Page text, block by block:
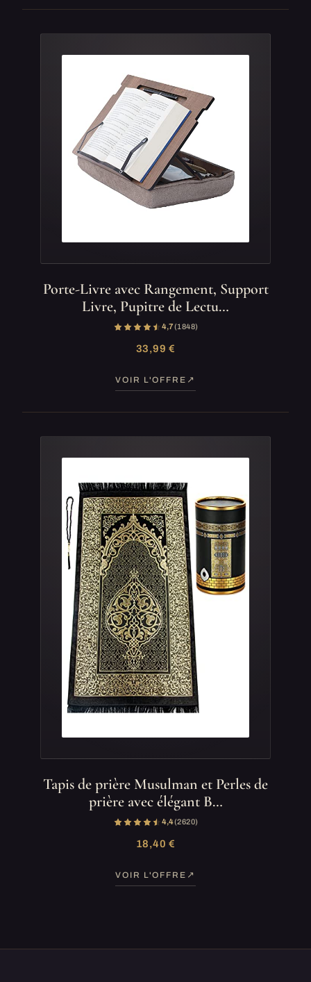
Porte-Livre avec Rangement, Support
Livre, Pupitre de Lectu…
4,7(1 848)
33,99 €
VOIR L'OFFRE
Tapis de prière Musulman et Perles de
prière avec élégant B…
4,4(2 620)
18,40 €
VOIR L'OFFRE